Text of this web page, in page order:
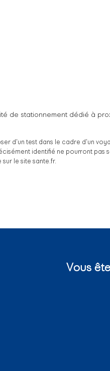
de stationnement dédié à
d’un test dans le cadre d’un
identifié ne pourront pas
le site sante.fr.
Vous